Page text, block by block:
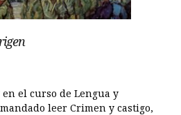
el curso de Lengua y
leer Crimen y castigo,